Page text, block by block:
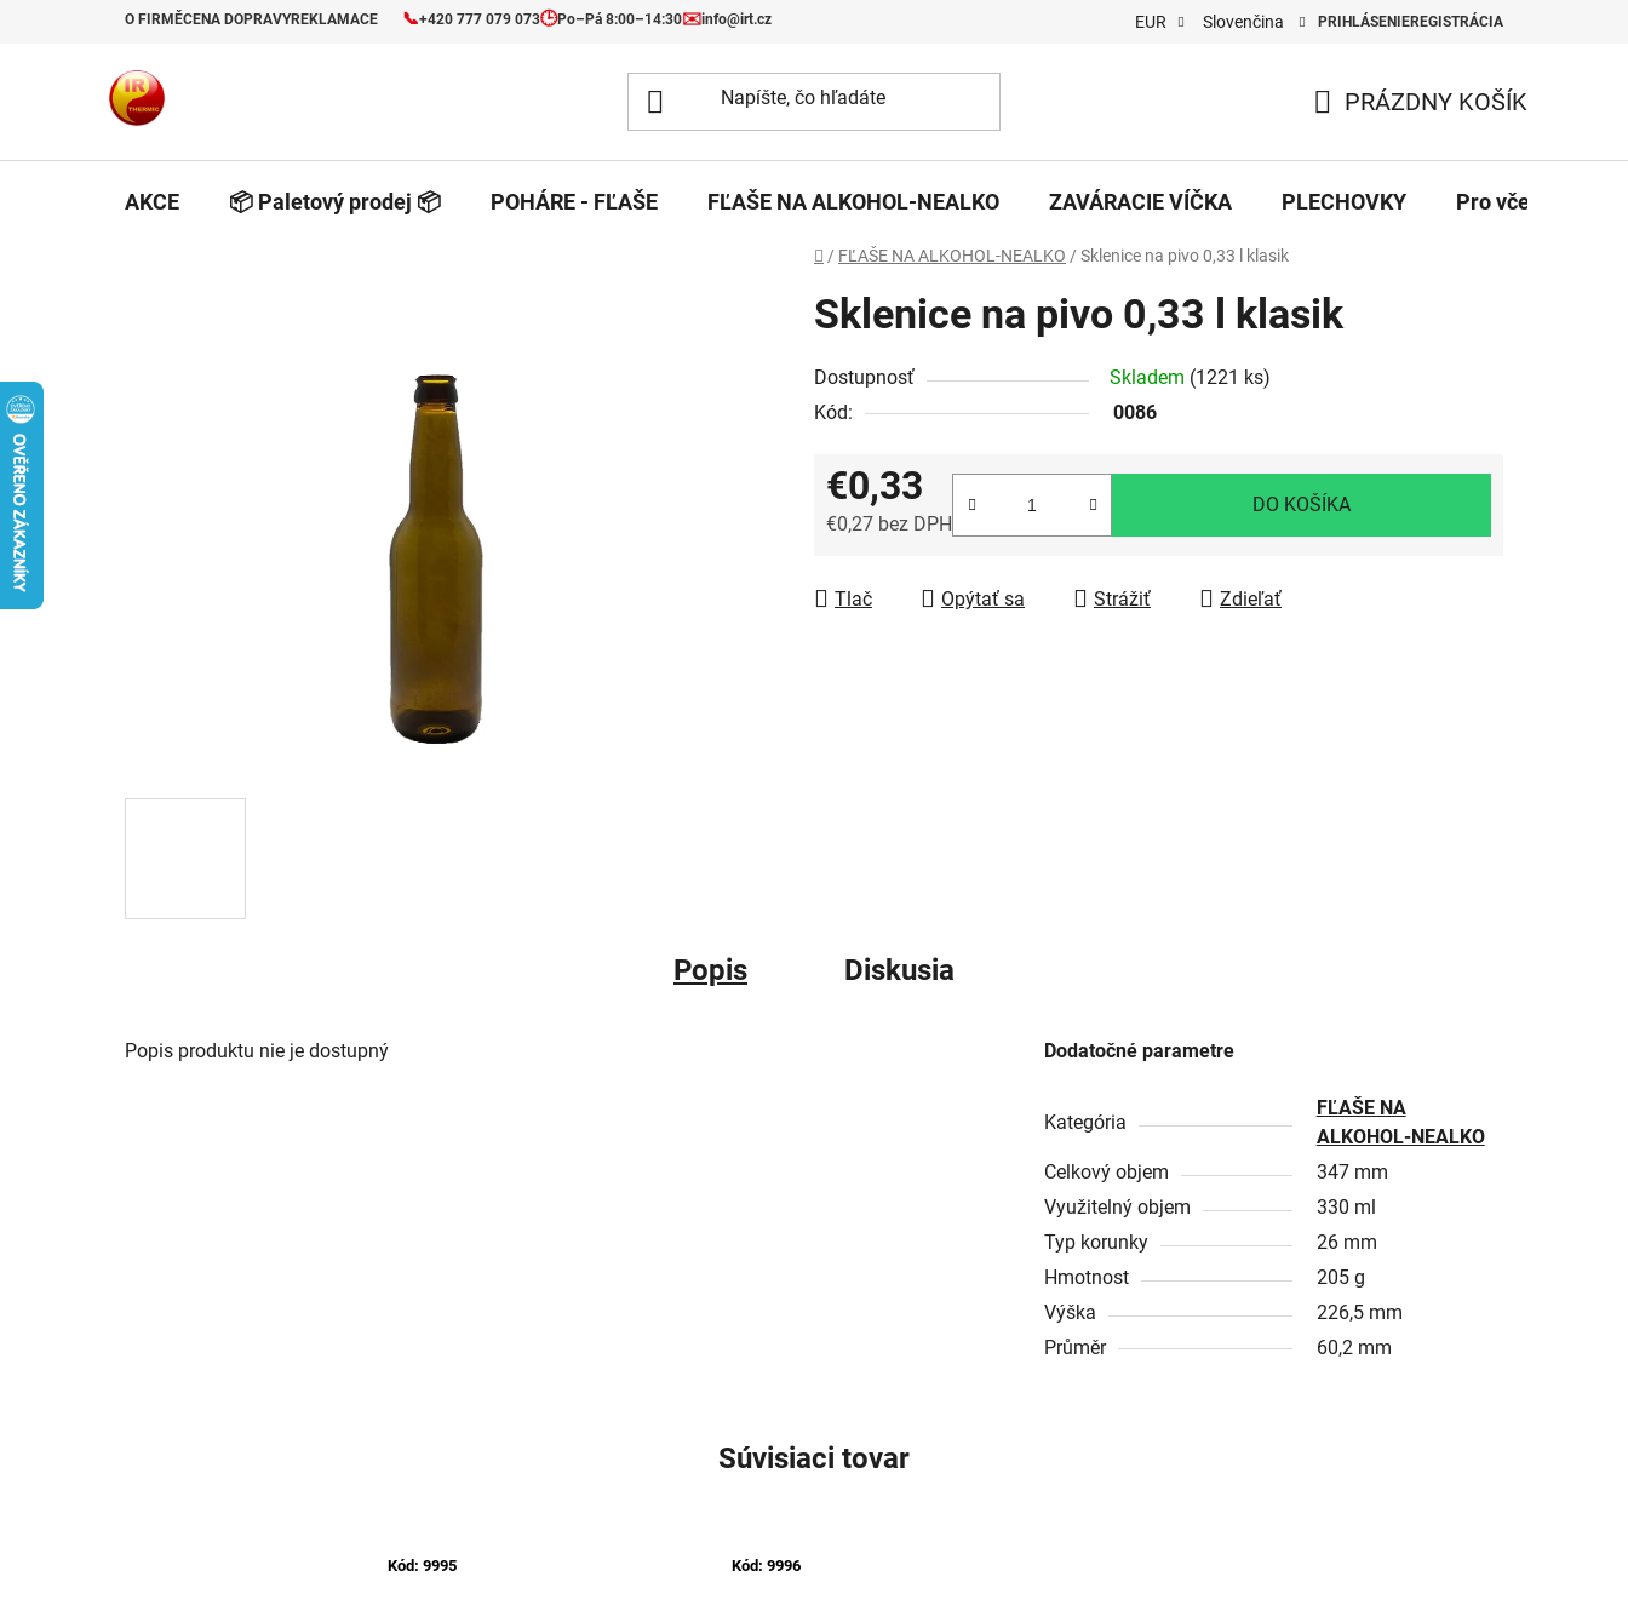
O FIRMĚCENA DOPRAVYREKLAMACE 📞+420 777 079 073🕒Po–Pá 8:00–14:30✉️info@irt.cz EUR Slovenčina PRIHLÁSENIEREGISTRÁCIA
KOŠÍK
PRÁZDNY KOŠÍK
AKCE 📦 Paletový prodej 📦 POHÁRE - FĽAŠE FĽAŠE NA ALKOHOL-NEALKO ZAVÁRACIE VÍČKA PLECHOVKY Pro včelaře
Domov
/ FĽAŠE NA ALKOHOL-NEALKO / Sklenice na pivo 0,33 l klasik
Sklenice na pivo 0,33 l klasik
Dostupnosť Skladem (1221 ks)
Kód:
0086
€0,33
€0,27 bez DPH
DO KOŠÍKA
Tlač Opýtať sa Strážiť Zdieľať
Popis Diskusia
Popis produktu nie je dostupný Dodatočné parametre
Kategória
FĽAŠE NA
ALKOHOL-NEALKO
Celkový objem
347 mm
Využitelný objem
330 ml
Typ korunky
26 mm
Hmotnost
205 g
Výška
226,5 mm
Průměr
60,2 mm
Súvisiaci tovar
Kód: 9995 Kód: 9996